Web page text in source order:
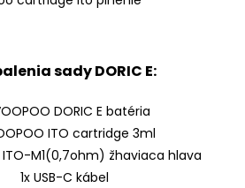
sady DORIC E:
DORIC E batéria
ITO cartridge 3ml
ITO-M1(0,7ohm) žhaviaca hlava
1x USB-C kábel